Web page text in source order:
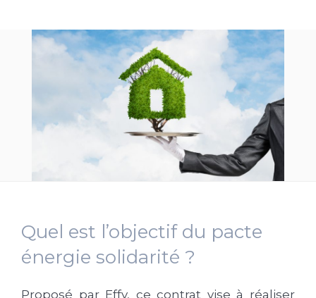
Quel est l’objectif du pacte
énergie solidarité ?
Proposé par Effy, ce contrat vise à réaliser